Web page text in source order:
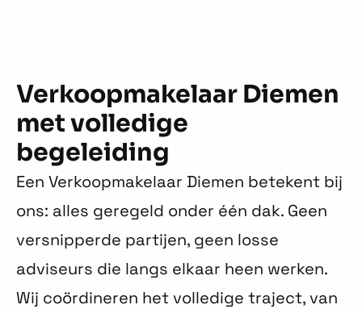
Verkoopmakelaar Diemen
met volledige
begeleiding
Een Verkoopmakelaar Diemen betekent bij
ons: alles geregeld onder één dak. Geen
versnipperde partijen, geen losse
adviseurs die langs elkaar heen werken.
Wij coördineren het volledige traject, van